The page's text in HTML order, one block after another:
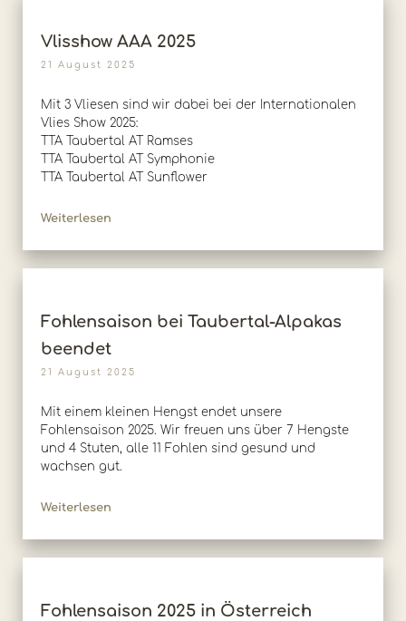
Vlisshow AAA 2025
21 August 2025
Mit 3 Vliesen sind wir dabei bei der Internationalen
Vlies Show 2025:
TTA Taubertal AT Ramses
TTA Taubertal AT Symphonie
TTA Taubertal AT Sunflower
Weiterlesen
Fohlensaison bei Taubertal-Alpakas
beendet
21 August 2025
Mit einem kleinen Hengst endet unsere
Fohlensaison 2025. Wir freuen uns über 7 Hengste
und 4 Stuten, alle 11 Fohlen sind gesund und
wachsen gut.
Weiterlesen
Fohlensaison 2025 in Österreich